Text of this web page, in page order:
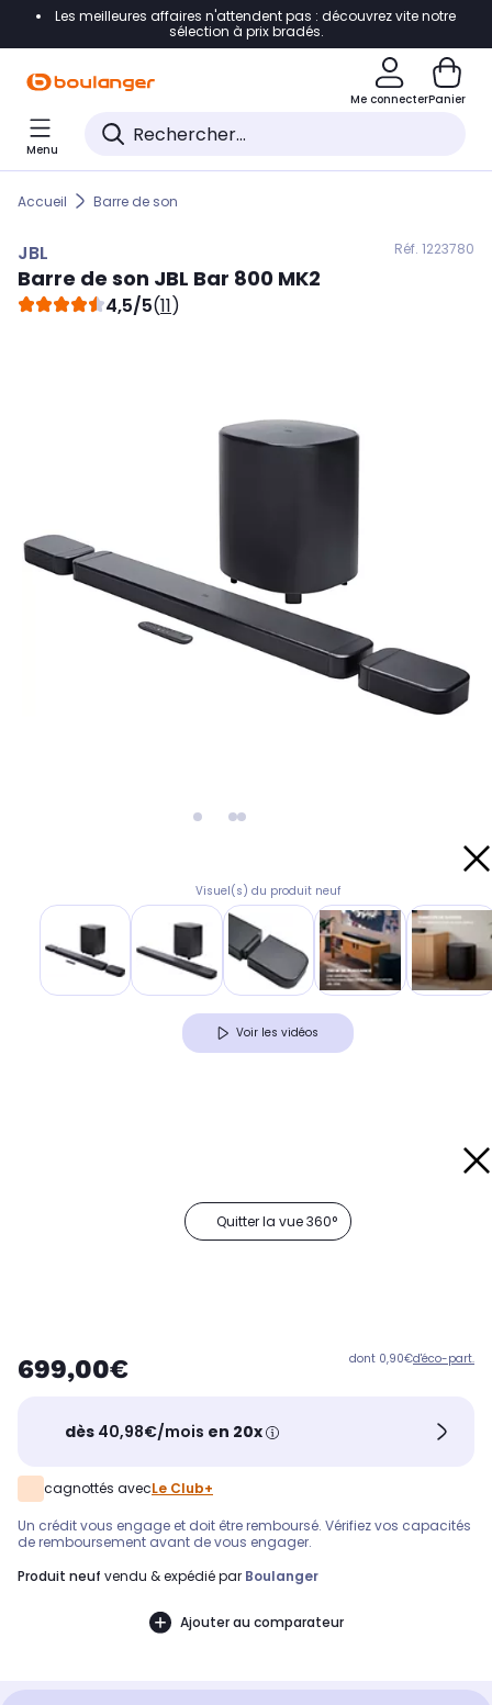
Accéder directement à la navigation
Accéder directement au pied de page
Accéder directement au chatbot
Les meilleures affaires n'attendent pas : découvrez vite notre
sélection à prix bradés.
Me connecterPanier
Menu
Accueil Barre de son
JBL Réf. 1223780
Barre de son JBL Bar 800 MK2
4,5/5(11)
Visuel(s) du produit neuf
Voir les vidéos
Quitter la vue 360°
699,00€ dont 0,90€d'éco-part.
dès 40,98€/mois en 20x
cagnottés avecLe Club+
Un crédit vous engage et doit être remboursé. Vérifiez vos capacités
de remboursement avant de vous engager.
produit neuf vendu & expédié par Boulanger
Ajouter au comparateur